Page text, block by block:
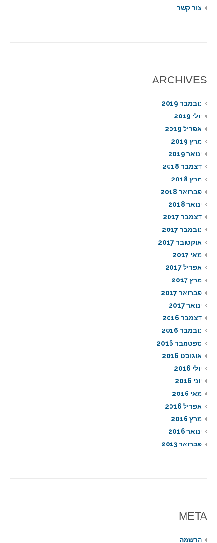
צור קשר
ARCHIVES
נובמבר 2019
יולי 2019
אפריל 2019
מרץ 2019
ינואר 2019
דצמבר 2018
מרץ 2018
פברואר 2018
ינואר 2018
דצמבר 2017
נובמבר 2017
אוקטובר 2017
מאי 2017
אפריל 2017
מרץ 2017
פברואר 2017
ינואר 2017
דצמבר 2016
נובמבר 2016
ספטמבר 2016
אוגוסט 2016
יולי 2016
יוני 2016
מאי 2016
אפריל 2016
מרץ 2016
ינואר 2016
פברואר 2013
META
הרשמה